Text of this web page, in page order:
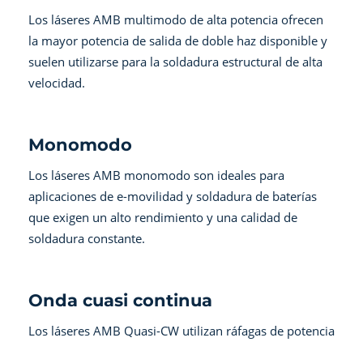
Los láseres AMB multimodo de alta potencia ofrecen
la mayor potencia de salida de doble haz disponible y
suelen utilizarse para la soldadura estructural de alta
velocidad.
Monomodo
Los láseres AMB monomodo son ideales para
aplicaciones de e-movilidad y soldadura de baterías
que exigen un alto rendimiento y una calidad de
soldadura constante.
Onda cuasi continua
Los láseres AMB Quasi-CW utilizan ráfagas de potencia